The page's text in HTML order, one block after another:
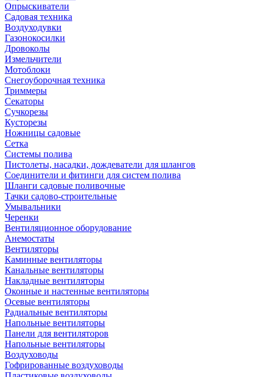
Опрыскиватели
Садовая техника
Воздуходувки
Газонокосилки
Дровоколы
Измельчители
Мотоблоки
Снегоуборочная техника
Триммеры
Секаторы
Сучкорезы
Кусторезы
Ножницы садовые
Сетка
Системы полива
Пистолеты, насадки, дождеватели для шлангов
Соединители и фитинги для систем полива
Шланги садовые поливочные
Тачки садово-строительные
Умывальники
Черенки
Вентиляционное оборудование
Анемостаты
Вентиляторы
Каминные вентиляторы
Канальные вентиляторы
Накладные вентиляторы
Оконные и настенные вентиляторы
Осевые вентиляторы
Радиальные вентиляторы
Напольные вентиляторы
Панели для вентиляторов
Напольные вентиляторы
Воздуховоды
Гофрированные воздуховоды